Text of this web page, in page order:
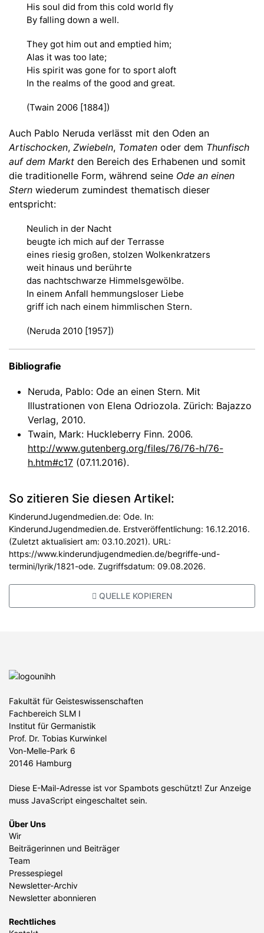
His soul did from this cold world fly
By falling down a well.
They got him out and emptied him;
Alas it was too late;
His spirit was gone for to sport aloft
In the realms of the good and great.
(Twain 2006 [1884])
Auch Pablo Neruda verlässt mit den Oden an
Artischocken, Zwiebeln, Tomaten oder dem Thunfisch
auf dem Markt den Bereich des Erhabenen und somit
die traditionelle Form, während seine Ode an einen
Stern wiederum zumindest thematisch dieser
entspricht:
Neulich in der Nacht
beugte ich mich auf der Terrasse
eines riesig großen, stolzen Wolkenkratzers
weit hinaus und berührte
das nachtschwarze Himmelsgewölbe.
In einem Anfall hemmungsloser Liebe
griff ich nach einem himmlischen Stern.
(Neruda 2010 [1957])
Bibliografie
Neruda, Pablo: Ode an einen Stern. Mit
Illustrationen von Elena Odriozola. Zürich: Bajazzo
Verlag, 2010.
Twain, Mark: Huckleberry Finn. 2006.
http://www.gutenberg.org/files/76/76-h/76-
h.htm#c17 (07.11.2016).
So zitieren Sie diesen Artikel:
KinderundJugendmedien.de: Ode. In:
KinderundJugendmedien.de. Erstveröffentlichung: 16.12.2016.
(Zuletzt aktualisiert am: 03.10.2021). URL:
https://www.kinderundjugendmedien.de/begriffe-und-
termini/lyrik/1821-ode. Zugriffsdatum: 09.08.2026.
QUELLE KOPIEREN
Fakultät für Geisteswissenschaften
Fachbereich SLM I
Institut für Germanistik
Prof. Dr. Tobias Kurwinkel
Von-Melle-Park 6
20146 Hamburg
Diese E-Mail-Adresse ist vor Spambots geschützt! Zur Anzeige
muss JavaScript eingeschaltet sein.
Über Uns
Wir
Beiträgerinnen und Beiträger
Team
Pressespiegel
Newsletter-Archiv
Newsletter abonnieren
Rechtliches